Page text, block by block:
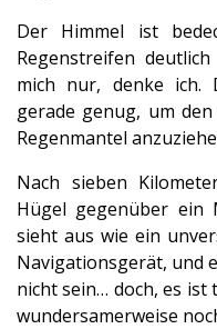
Der Himmel ist
Regenstreifen
mich nur, denke ich.
gerade genug, um
Regenmantel
Nach sieben
Hügel gegenüber ein
sieht aus wie ein
Navigationsgerät, und
nicht sein… doch, es
wundersamerweise